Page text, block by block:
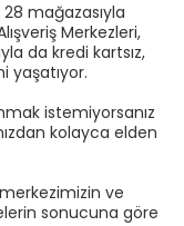
28 mağazasıyla
Merkezleri,
da kredi kartsız,
yaşatıyor.
istemiyorsanız
kolayca elden
ve
sonucuna göre